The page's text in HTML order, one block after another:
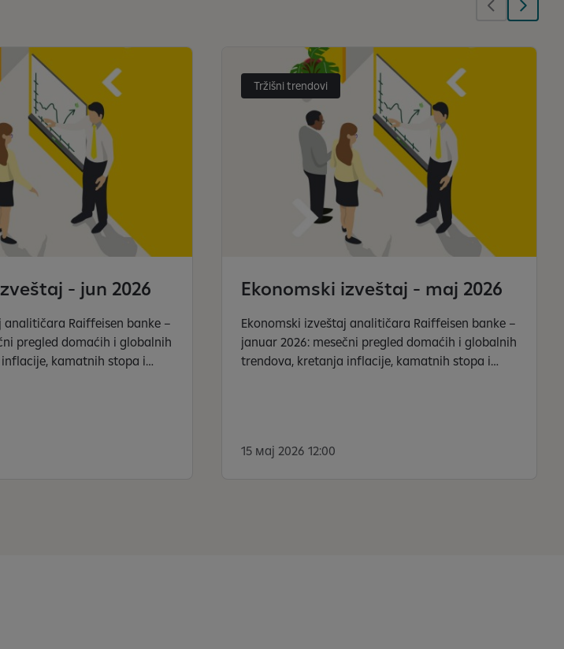
- jun 2026
analitičara Raiffeisen banke –
pregled domaćih i globalnih
kamatnih stopa i
Tržišni trendovi
Ekonomski izveštaj - maj 2026
Ekonomski izveštaj analitičara Raiffeisen banke –
januar 2026: mesečni pregled domaćih i globalnih
trendova, kretanja inflacije, kamatnih stopa i
15 мај 2026 12:00